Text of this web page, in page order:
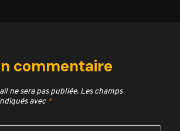
commentaire
ne sera pas publiée. Les champs
avec *